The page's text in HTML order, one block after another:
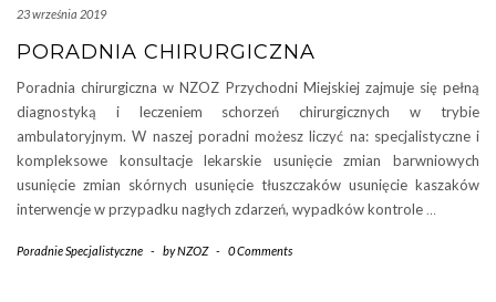
23 września 2019
PORADNIA CHIRURGICZNA
Poradnia chirurgiczna w NZOZ Przychodni Miejskiej zajmuje się pełną
diagnostyką i leczeniem schorzeń chirurgicznych w trybie
ambulatoryjnym. W naszej poradni możesz liczyć na: specjalistyczne i
kompleksowe konsultacje lekarskie usunięcie zmian barwniowych
usunięcie zmian skórnych usunięcie tłuszczaków usunięcie kaszaków
interwencje w przypadku nagłych zdarzeń, wypadków kontrole …
Poradnie Specjalistyczne - byNZOZ - 0 Comments